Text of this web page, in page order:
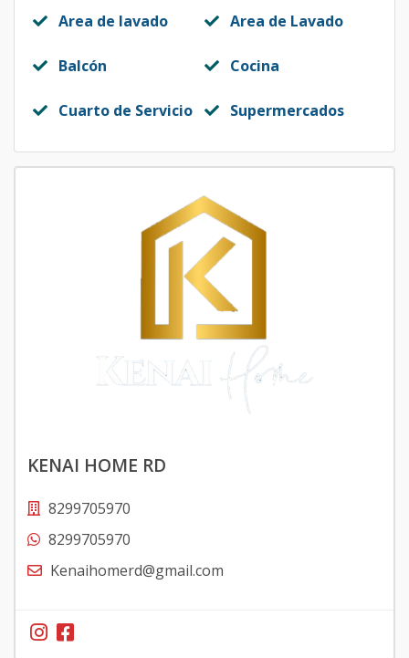
Area de lavado Area de Lavado
Balcón Cocina
Cuarto de Servicio Supermercados
KENAI HOME RD
8299705970
8299705970
Kenaihomerd@gmail.com